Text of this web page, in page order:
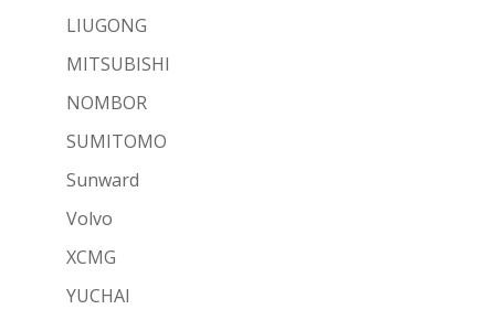
LIUGONG
MITSUBISHI
NOMBOR
SUMITOMO
Sunward
Volvo
XCMG
YUCHAI